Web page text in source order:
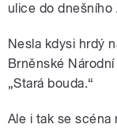
ulice do dnešního
Nesla kdysi hrdý
Brněnské
„Stará bouda.“
Ale i tak se scéna